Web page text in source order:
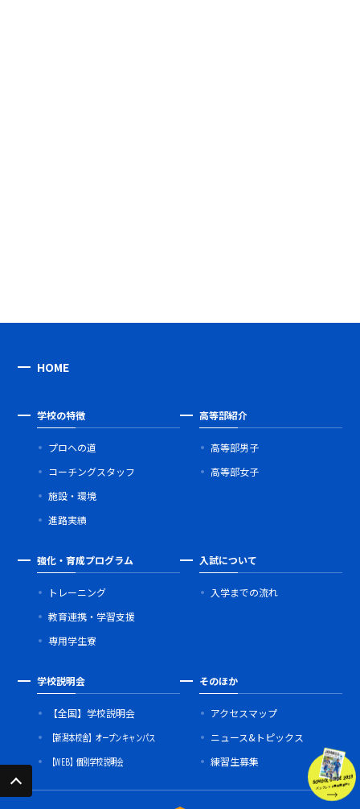
SCHOOL GUIDE 2023
パンフレット無料進呈中!!
HOME
学校の特徴
プロへの道
コーチングスタッフ
施設・環境
進路実績
高等部紹介
高等部男子
高等部女子
強化・育成プログラム
トレーニング
教育連携・学習支援
専用学生寮
入試について
入学までの流れ
学校説明会
【全国】学校説明会
【新潟本校舎】オープンキャンパス
【WEB】個別学校説明会
そのほか
アクセスマップ
ニュース&トピックス
練習生募集